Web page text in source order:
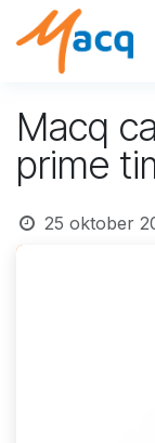
Overslaan naar
Macq
prime
25 oktober